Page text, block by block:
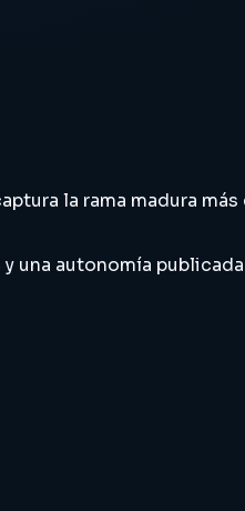
la rama madura
una autonomía